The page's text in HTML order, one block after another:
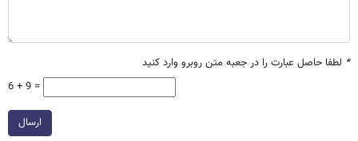
* لطفا حاصل عبارت را در جعبه متن روبرو وارد کنید
6 + 9 =
ارسال